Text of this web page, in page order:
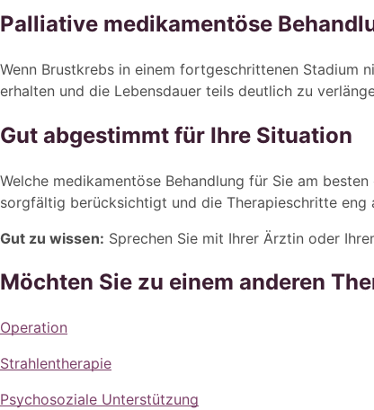
Palliative medikamentöse
Wenn Brustkrebs in einem fortgeschrittenen Stadium
erhalten und die Lebensdauer teils deutlich zu
Gut abgestimmt für Ihre Situation
Welche medikamentöse Behandlung für Sie am
sorgfältig berücksichtigt und die Therapieschritte eng
Gut zu wissen: Sprechen Sie mit Ihrer Ärztin oder
Möchten Sie zu einem anderen
Operation
Strahlentherapie
Psychosoziale Unterstützung